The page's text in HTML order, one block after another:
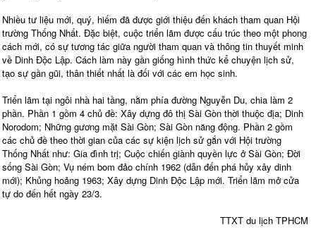
Nhiều tư liệu mới, quý, hiếm đã được giới thiệu đến khách tham quan Hội
trường Thống Nhất. Đặc biệt, cuộc triển lãm được cấu trúc theo một phong
cách mới, có sự tương tác giữa người tham quan và thông tin thuyết minh
về Dinh Độc Lập. Cách làm này gần giống hình thức kể chuyện lịch sử,
tạo sự gần gũi, thân thiết nhất là đối với các em học sinh.
Triển lãm tại ngôi nhà hai tầng, nằm phía đường Nguyễn Du, chia làm 2
phần. Phần 1 gồm 4 chủ đề: Xây dựng đô thị Sài Gòn thời thuộc địa; Dinh
Norodom; Những gương mặt Sài Gòn; Sài Gòn năng động. Phần 2 gồm
các chủ đề theo thời gian của các sự kiện lịch sử gắn với Hội trường
Thống Nhất như: Gia đình trị; Cuộc chiến giành quyền lực ở Sài Gòn; Đời
sống Sài Gòn; Vụ ném bom đảo chính 1962 (dẫn đến phá hủy xây dinh
mới); Khủng hoảng 1963; Xây dựng Dinh Độc Lập mới. Triển lãm mở cửa
tự do đến hết ngày 23/3.
TTXT du lịch TPHCM